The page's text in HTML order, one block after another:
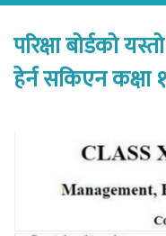
परिक्षा बोर्डको
हेर्न सकिएन कक्षा